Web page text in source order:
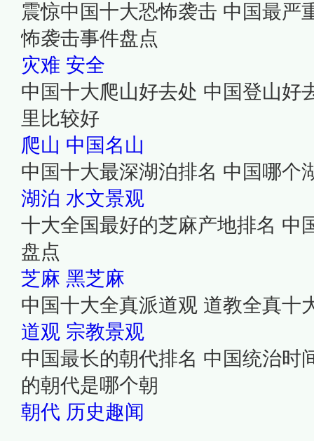
震惊中国十大恐怖袭击 中国最严
怖袭击事件盘点
灾难 安全
中国十大爬山好去处 中国登山好
里比较好
爬山 中国名山
中国十大最深湖泊排名 中国哪个
湖泊 水文景观
十大全国最好的芝麻产地排名 中
盘点
芝麻 黑芝麻
中国十大全真派道观 道教全真十
道观 宗教景观
中国最长的朝代排名 中国统治时
的朝代是哪个朝
朝代 历史趣闻